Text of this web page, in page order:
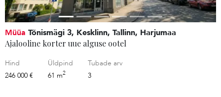
Müüa Tõnismägi 3, Kesklinn, Tallinn, Harjumaa
Ajalooline korter uue alguse ootel
Hind
246 000 €
Üldpind
61 m2
Tubade arv
3